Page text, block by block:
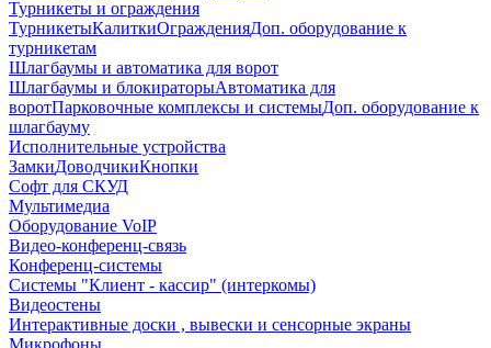
Турникеты и ограждения
ТурникетыКалиткиОгражденияДоп. оборудование к
турникетам
Шлагбаумы и автоматика для ворот
Шлагбаумы и блокираторыАвтоматика для
воротПарковочные комплексы и системыДоп. оборудование к
шлагбауму
Исполнительные устройства
ЗамкиДоводчикиКнопки
Софт для СКУД
Мультимедиа
Оборудование VoIP
Видео-конференц-связь
Конференц-системы
Системы "Клиент - кассир" (интеркомы)
Видеостены
Интерактивные доски , вывески и сенсорные экраны
Микрофоны